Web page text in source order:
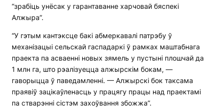
“зрабіць унёсак у гарантаванне харчовай бяспекі
Алжыра”.
“У гэтым кантэксце бакі абмеркавалі патрэбу ў
механізацыі сельскай гаспадаркі ў рамках маштабнага
праекта па асваенні новых зямель у пустыні плошчай да
1 млн га, што рэалізуецца алжырскім бокам, —
гаворыцца ў паведамленні. — Алжырскі бок таксама
праявіў зацікаўленасць у працягу працы над праектамі
па стварэнні сістэм захоўвання збожжа”.